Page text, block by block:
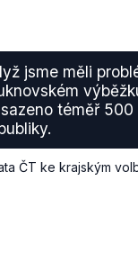
jsme měli
téměř
ČT ke krajským